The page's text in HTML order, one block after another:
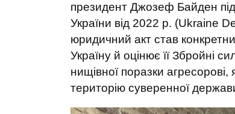
президент Джозеф Байден
України від 2022 р. (Ukraine
юридичний акт став
Україну й оцінює її Збройні
нищівної поразки
територію суверенної